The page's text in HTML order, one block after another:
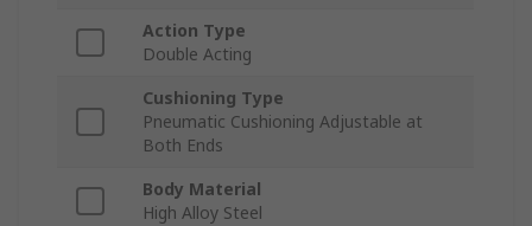
Action Type
Double Acting
Cushioning Type
Pneumatic Cushioning Adjustable at
Both Ends
Body Material
High Alloy Steel